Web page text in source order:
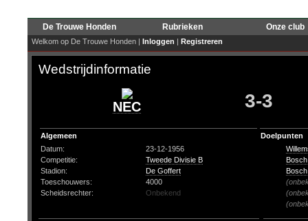
De Trouwe Honden Rubrieken Onze club
Welkom op De Trouwe Honden | Inloggen | Registreren
Wedstrijdinformatie
NEC 3-3
Algemeen
Datum:
23-12-1956
Competitie:
Tweede Divisie B
Stadion:
De Goffert
Toeschouwers:
4000
Scheidsrechter:
Onbekend
Doelpunten